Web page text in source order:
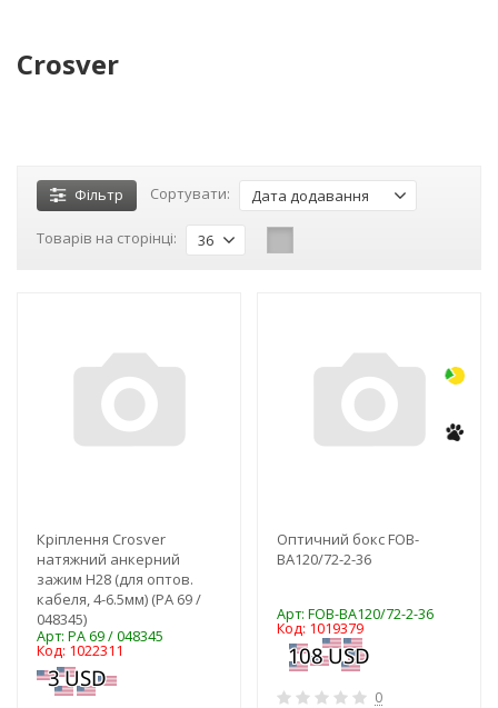
Crosver
Фільтр Сортувати: Дата додавання
Товарів на сторінці: 36
Кріплення Crosver
натяжний анкерний
зажим Н28 (для оптов.
кабеля, 4-6.5мм) (PA 69 /
048345)
Арт: PA 69 / 048345
Код: 1022311
Оптичний бокс FOB-
BA120/72-2-36
Арт: FOB-BA120/72-2-36
Код: 1019379
0